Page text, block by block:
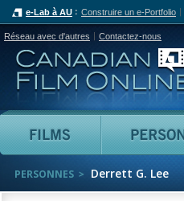
e-Lab à AU Construire un e-Portfolio
Réseau avec d'autres Contactez-nous
Films
PERSONNES Derrett G. Lee